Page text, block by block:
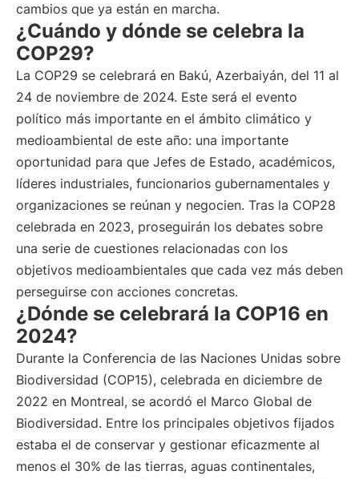
cambios que ya están en marcha.
¿Cuándo y dónde se celebra la
COP29?
La COP29 se celebrará en Bakú, Azerbaiyán, del 11 al
24 de noviembre de 2024. Este será el evento
político más importante en el ámbito climático y
medioambiental de este año: una importante
oportunidad para que Jefes de Estado, académicos,
líderes industriales, funcionarios gubernamentales y
organizaciones se reúnan y negocien. Tras la COP28
celebrada en 2023, proseguirán los debates sobre
una serie de cuestiones relacionadas con los
objetivos medioambientales que cada vez más deben
perseguirse con acciones concretas.
¿Dónde se celebrará la COP16 en
2024?
Durante la Conferencia de las Naciones Unidas sobre
Biodiversidad (COP15), celebrada en diciembre de
2022 en Montreal, se acordó el Marco Global de
Biodiversidad. Entre los principales objetivos fijados
estaba el de conservar y gestionar eficazmente al
menos el 30% de las tierras, aguas continentales,